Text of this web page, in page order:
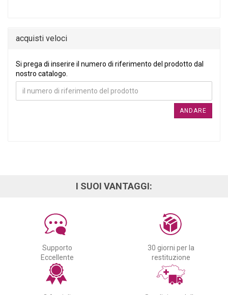
acquisti veloci
SI PREGA DI INSERIRE IL NUMERO DI RIFERIMENTO DEL
Si prega di inserire il numero di riferimento del prodotto dal
nostro catalogo.
ANDARE
I SUOI VANTAGGI:
Supporto
Eccellente
30 giorni per la
restituzione